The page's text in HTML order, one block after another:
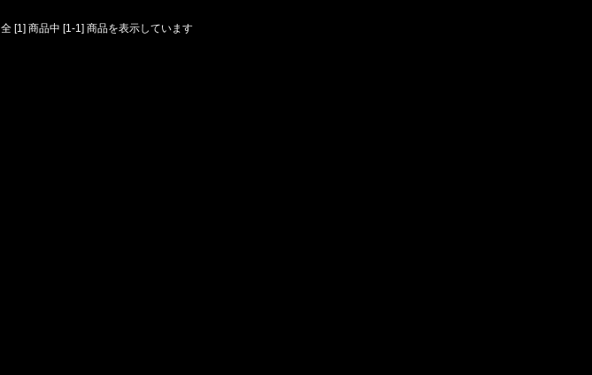
全 [1] 商品中 [1-1] 商品を表示しています